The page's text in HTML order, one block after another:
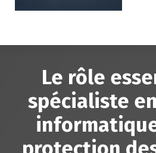
e
Le rôle
spécialiste